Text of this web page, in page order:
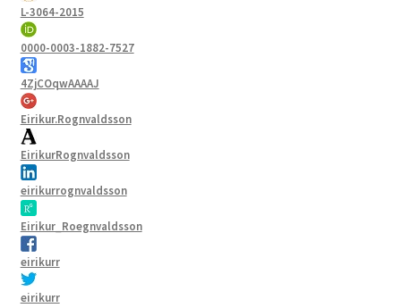
L-3064-2015
0000-0003-1882-7527
4ZjCOqwAAAAJ
Eirikur.Rognvaldsson
EirikurRognvaldsson
eirikurrognvaldsson
Eirikur_Roegnvaldsson
eirikurr
eirikurr